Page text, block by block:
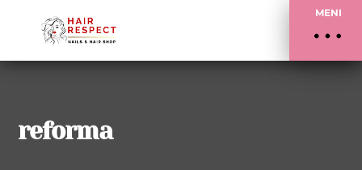
MENI
reforma